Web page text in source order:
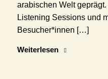
arabischen Welt
Listening Sessions und
Besucher*innen […]
Weiterlesen